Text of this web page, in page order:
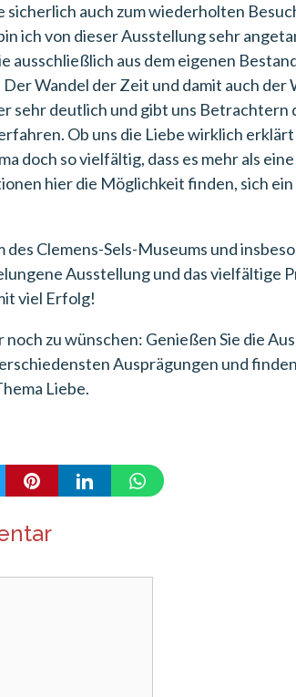
sicherlich auch zum wiederholten
ich von dieser Ausstellung sehr
ausschließlich aus dem eigenen
Wandel der Zeit und damit auch der
sehr deutlich und gibt uns Betrachtern
Ob uns die Liebe wirklich
doch so vielfältig, dass es mehr als
hier die Möglichkeit finden, sich
des Clemens-Sels-Museums und
Ausstellung und das vielfältige
viel Erfolg!
noch zu wünschen: Genießen Sie die
Ausprägungen und
Liebe.